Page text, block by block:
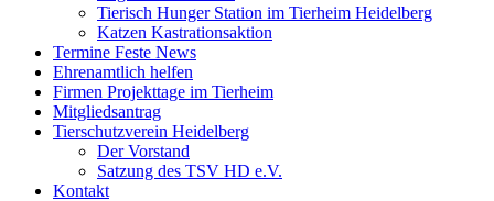
Tierisch Hunger Station im Tierheim Heidelberg
Katzen Kastrationsaktion
Termine Feste News
Ehrenamtlich helfen
Firmen Projekttage im Tierheim
Mitgliedsantrag
Tierschutzverein Heidelberg
Der Vorstand
Satzung des TSV HD e.V.
Kontakt